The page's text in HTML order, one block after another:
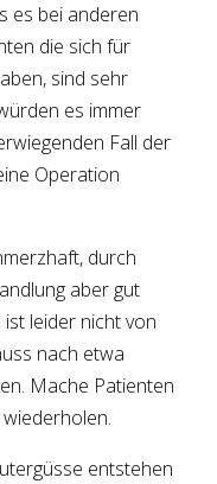
es bei anderen
die sich für
sind sehr
es immer
Fall der
Operation
durch
aber gut
leider nicht von
nach etwa
Mache Patienten
entstehen